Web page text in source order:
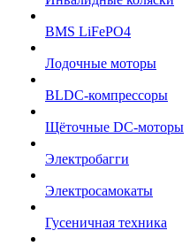
BMS LiFePO4
Лодочные моторы
BLDC-компрессоры
Щёточные DC-моторы
Электробагги
Электросамокаты
Гусеничная техника